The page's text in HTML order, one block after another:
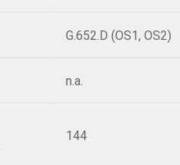
G.652.D (OS1, OS2)
n.a.
144